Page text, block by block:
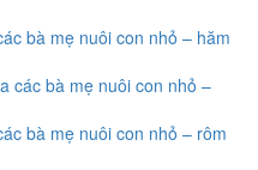
bà mẹ nuôi con nhỏ – hăm
bà mẹ nuôi con nhỏ – rôm